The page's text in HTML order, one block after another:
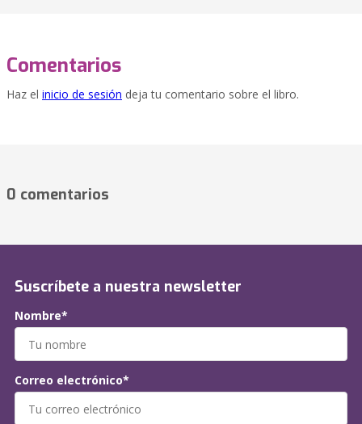
Comentarios
Haz el inicio de sesión deja tu comentario sobre el libro.
0 comentarios
Suscríbete a nuestra newsletter
Nombre*
Correo electrónico*